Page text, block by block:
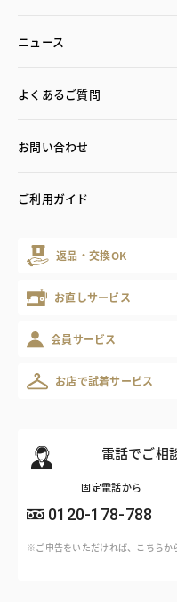
ニュース
よくあるご質問
お問い合わせ
ご利用ガイド
返品・交換OK
お直しサービス
会員サービス
お店で試着サービス
電話でご相
固定電話から
0120-178-788
※ご申告をいただければ、こちらか